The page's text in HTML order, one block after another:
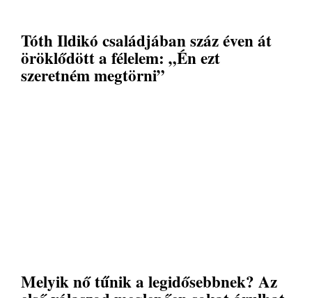
Tóth Ildikó családjában száz éven át
öröklődött a félelem: „Én ezt
szeretném megtörni”
Melyik nő tűnik a legidősebbnek? Az